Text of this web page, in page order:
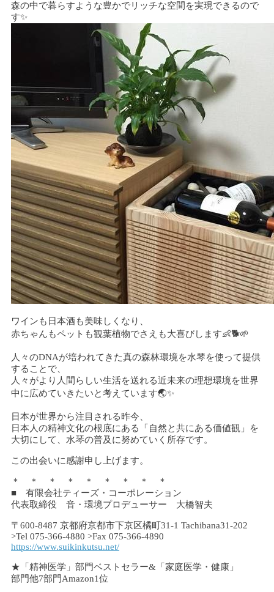
森の中で暮らすような豊かでリッチな空間を実現できるので
す✨
ワインも日本酒も美味しくなり、
赤ちゃんもペットも観葉植物でさえも大喜びします👶🐕🌱
人々のDNAが培われてきた真の森林環境を水琴を使って提供
することで、
人々がより人間らしい生活を送れる近未来の理想環境を世界
中に広めていきたいと考えています🌏✨
日本が世界から注目される昨今、
日本人の精神文化の根底にある「自然と共にある価値観」を
大切にして、水琴の普及に努めていく所存です。
この出会いに感謝申し上げます。
＊ ＊ ＊ ＊ ＊ ＊ ＊ ＊ ＊
■ 有限会社ティーズ・コーポレーション
代表取締役 音・環境プロデューサー 大橋智夫
〒600-8487 京都府京都市下京区橘町31-1 Tachibana31-202
>Tel 075-366-4880 >Fax 075-366-4890
https://www.suikinkutsu.net/
★「精神医学」部門ベストセラー&「家庭医学・健康」
部門他7部門Amazon1位